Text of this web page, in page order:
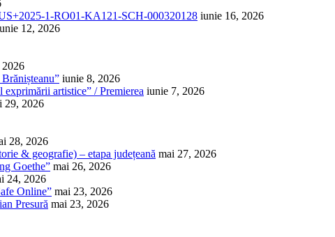
1-RO01-KA121-SCH-000320128 iunie 16, 2026
12, 2026
iunie 8, 2026
artistice” / Premierea iunie 7, 2026
29, 2026
28, 2026
& geografie) – etapa județeană mai 27, 2026
Goethe” mai 26, 2026
24, 2026
Online” mai 23, 2026
Presură mai 23, 2026